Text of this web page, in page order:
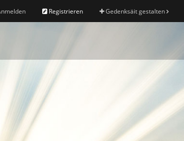
Registrieren Gedenksäit gestalten